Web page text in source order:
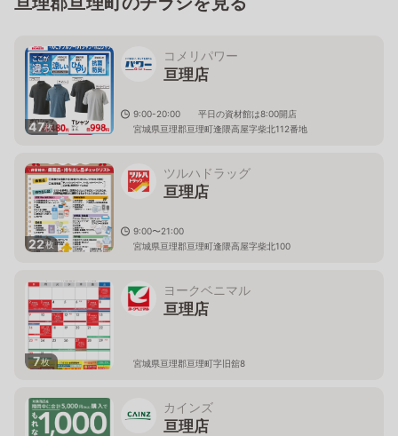
47枚
コメリパワー
亘理店
9:00-20:00 平日の資材館は8:00開店
宮城県亘理郡亘理町逢隈高屋字柴北112番地
22枚
ツルハドラッグ
亘理店
9:00〜21:00
宮城県亘理郡亘理町逢隈高屋字柴北100
7枚
ヨークベニマル
亘理店
宮城県亘理郡亘理町字旧舘8
カインズ
亘理店